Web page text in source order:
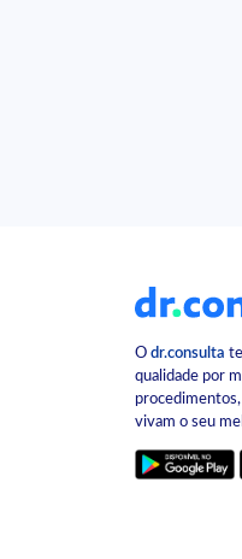
O dr.consulta
qualidade por
procedimentos,
vivam o seu